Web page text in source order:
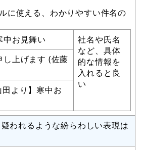
に使える、わかりやすい件名の
中お見舞い
社名や氏名
など、具体
的な情報を
入れると良
い
し上げます (佐藤
より】寒中お
疑われるような紛らわしい表現は